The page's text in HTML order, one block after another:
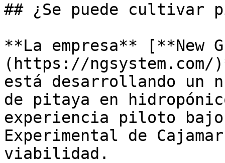
## ¿Se puede cultivar
**La empresa** [**New
(https://
está desarrollando un
de pitaya en
experiencia piloto
Experimental de
viabilidad.